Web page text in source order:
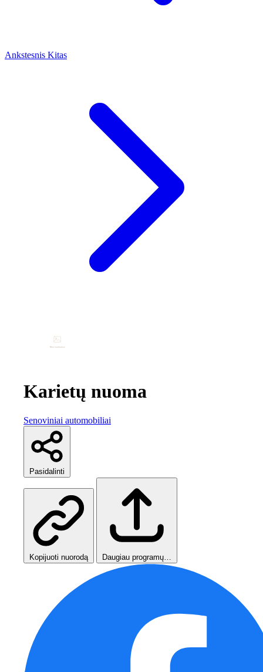
Ankstesnis Kitas
Karietų nuoma
Senoviniai automobiliai
Pasidalinti
Kopijuoti nuorodą Daugiau programų…